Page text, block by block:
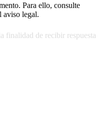
Para ello, consulte
aviso legal.
finalidad de recibir respuesta